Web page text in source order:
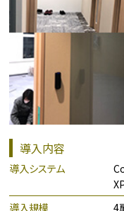
導入内容
導入システム
導入規模
4